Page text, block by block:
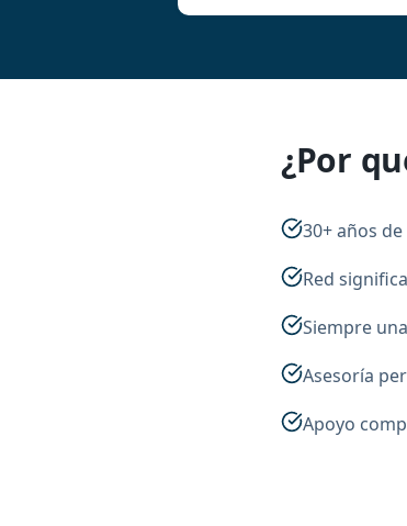
¿Por
30+ años
Red
Siempre
Asesoría
Apoyo